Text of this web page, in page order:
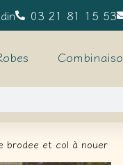
03 21 81 15 53
brodee et col à nouer